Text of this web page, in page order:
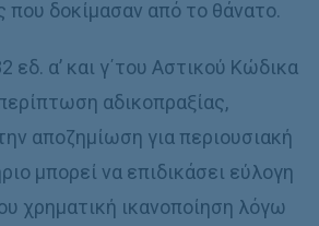
που δοκίμασαν από το θάνατο.
εδ. α’ και γ΄του Αστικού Κώδικα
αδικοπραξίας,
αποζημίωση για περιουσιακή
μπορεί να επιδικάσει εύλογη
χρηματική ικανοποίηση λόγω